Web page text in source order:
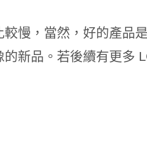
慢，當然，好的產品
新品。若後續有更多